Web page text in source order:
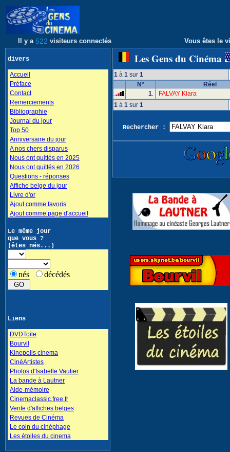
Il y a 522 visiteurs connectés Vous êtes le
divers
Accueil
Préface
Contact
Remerciements
Bibliographie
Journal du jour
Top 50
Anniversaire du jour
A nos chers disparus
Nous ont quittés en 2025
Nous ont quittés en 2026
Questions - réponses
Affiche belge du jour
Livre d'or
Ajout comme favoris
Ajout comme page d'accueil
Le même jour
que vous ?
(êtes nés...)
nés décédés
Liens
DVDToile
Bourvil
Kinepolis cinema
CinéArtistes
Photos d'Isabelle Vautier
La bande à Lautner
Aide-mémoire
Cinemaclassic.free.fr
Vente d'affiches belges
Revues de Cinéma
Le coin du cinéphage
Les étoiles du cinema
Les Gens du Cinéma
1 à 1 sur 1
N°
Réel
1.
FALVAY Klara
1 à 1 sur 1
Rechercher :